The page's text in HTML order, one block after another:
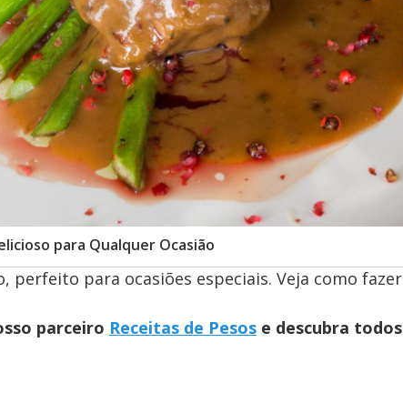
para Qualquer Ocasião
perfeito para ocasiões especiais. Veja como fazer
parceiro Receitas de Pesos e descubra todos